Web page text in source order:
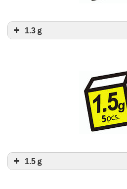
1.3ｇ
1.5ｇ